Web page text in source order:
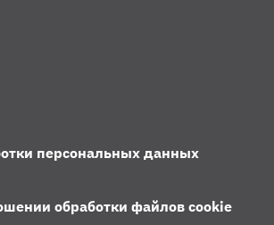
персональных данных
обработки файлов cookie